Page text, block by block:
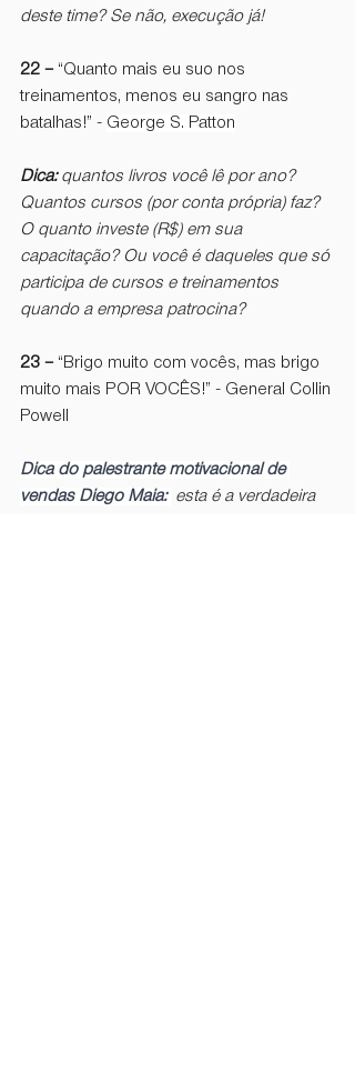
deste time? Se não, execução já!
22 – “Quanto mais eu suo nos
treinamentos, menos eu sangro nas
batalhas!” - George S. Patton
Dica: quantos livros você lê por ano?
Quantos cursos (por conta própria) faz?
O quanto investe (R$) em sua
capacitação? Ou você é daqueles que só
participa de cursos e treinamentos
quando a empresa patrocina?
23 – “Brigo muito com vocês, mas brigo
muito mais POR VOCÊS!” - General Collin
Powell
Dica do palestrante motivacional de
vendas Diego Maia: esta é a verdadeira